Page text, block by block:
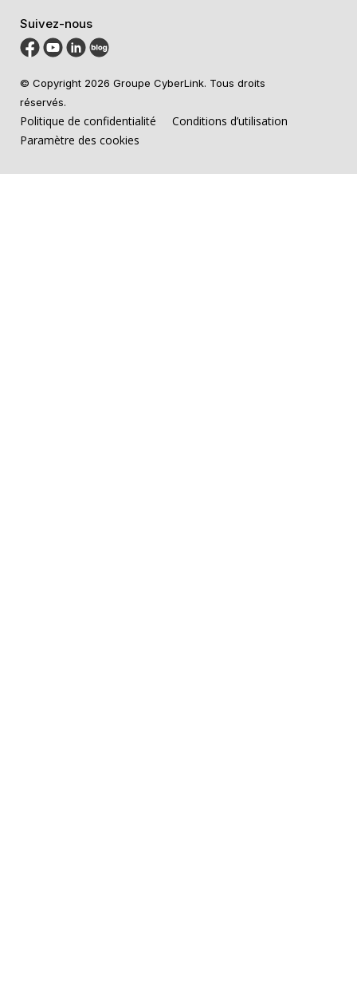
Suivez-nous
© Copyright 2026 Groupe CyberLink. Tous droits
réservés.
Politique de confidentialité
Conditions d’utilisation
Paramètre des cookies